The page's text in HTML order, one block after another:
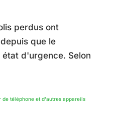
perdus ont
que le
d'urgence. Selon